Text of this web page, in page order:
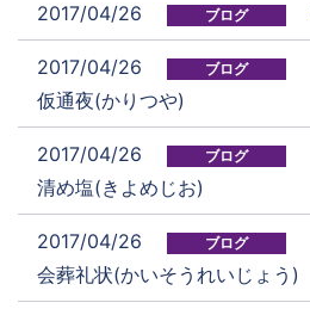
2017/04/26 ブログ
2017/04/26 ブログ
仮通夜(かりつや)
2017/04/26 ブログ
清め塩(きよめじお)
2017/04/26 ブログ
会葬礼状(かいそうれいじょう)